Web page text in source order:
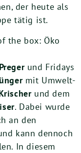
der heute als
tätig ist.
the box: Öko
und Fridays
mit Umwelt-
und dem
. Dabei wurde
an den
kann dennoch
In diesem